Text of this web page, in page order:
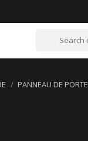
PANNEAU DE PORTE